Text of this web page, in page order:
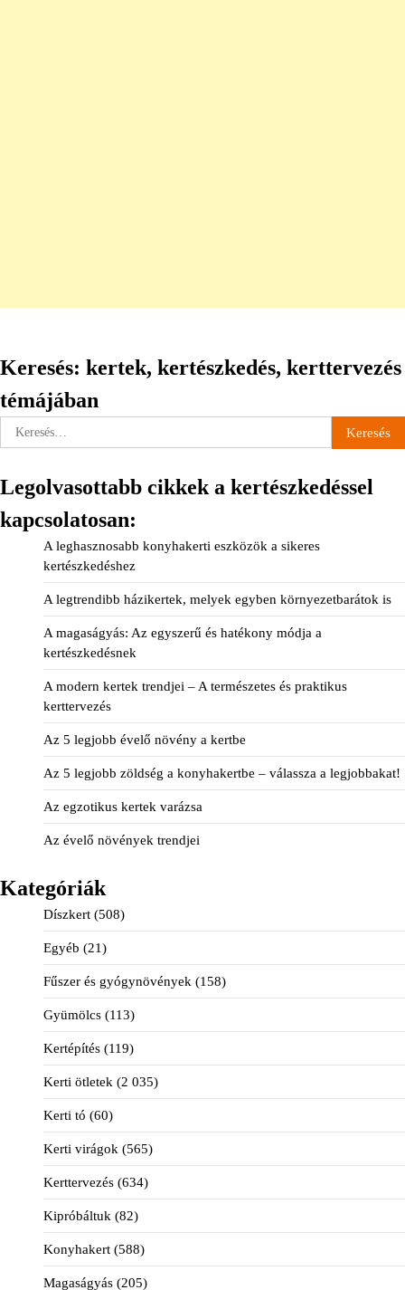
Keresés: kertek, kertészkedés, kerttervezés
témájában
Keresés:
Legolvasottabb cikkek a kertészkedéssel
kapcsolatosan:
A leghasznosabb konyhakerti eszközök a sikeres
kertészkedéshez
A legtrendibb házikertek, melyek egyben környezetbarátok is
A magaságyás: Az egyszerű és hatékony módja a
kertészkedésnek
A modern kertek trendjei – A természetes és praktikus
kerttervezés
Az 5 legjobb évelő növény a kertbe
Az 5 legjobb zöldség a konyhakertbe – válassza a legjobbakat!
Az egzotikus kertek varázsa
Az évelő növények trendjei
Kategóriák
Díszkert (508)
Egyéb (21)
Fűszer és gyógynövények (158)
Gyümölcs (113)
Kertépítés (119)
Kerti ötletek (2 035)
Kerti tó (60)
Kerti virágok (565)
Kerttervezés (634)
Kipróbáltuk (82)
Konyhakert (588)
Magaságyás (205)